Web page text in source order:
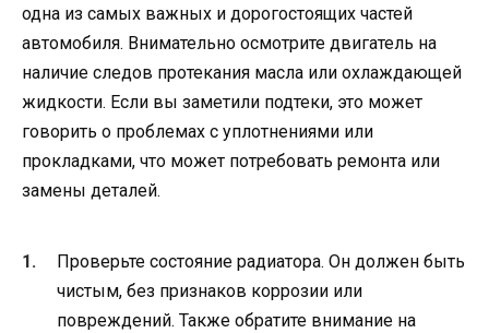
одна из самых важных и дорогостоящих частей
автомобиля. Внимательно осмотрите двигатель на
наличие следов протекания масла или охлаждающей
жидкости. Если вы заметили подтеки, это может
говорить о проблемах с уплотнениями или
прокладками, что может потребовать ремонта или
замены деталей.
Проверьте состояние радиатора. Он должен быть
чистым, без признаков коррозии или
повреждений. Также обратите внимание на